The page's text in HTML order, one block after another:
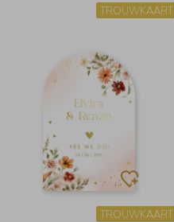
TROUWKAART
TROUWKAART